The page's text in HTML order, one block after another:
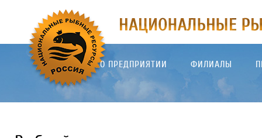
О ПРЕДПРИЯТИИ ФИЛИАЛЫ